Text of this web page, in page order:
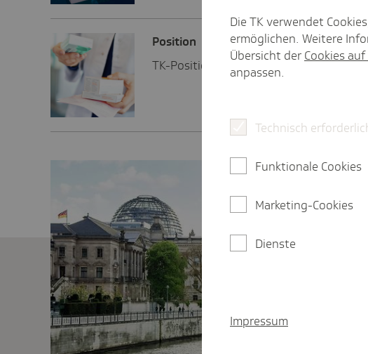
Posi­tion
TK-Position: Faire Preise und gute
Die TK verwendet
ermöglichen. Weitere
Übersicht der Cookies
anpassen.
Technisch
Funktionale Cookies
Marketing-Cookies
Dienste
Impressum